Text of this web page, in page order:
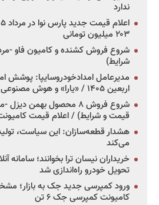
ندارد
۲۰۳ میلیون تومانی
شرایط)
اربعین ۱۴۰۵ / «یارا» و هوش مصنوعی به خدمت زائران آمد
قیمت و شرایط) / اعلام قیمت کامیونت فورس ۳.۸
هشدار قطعه‌سازان: این سیاست، تولید
می‌کند
خریداران نیسان ترا بخوانند؛ سامانه
تحویل خودرو راه‌اندازی شد
ورود کمپرسی جدید جک به بازار؛
کامیونت کمپرسی جک ۶ تن